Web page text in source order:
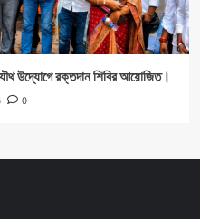
উদ্যোগে রক্তদান শিবির আয়োজিত।
0